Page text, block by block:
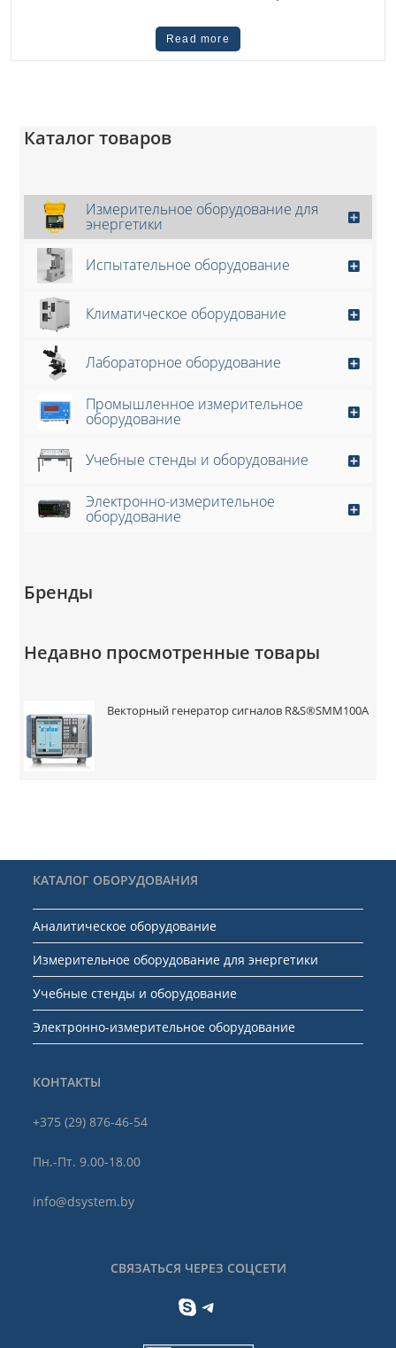
Read more
Каталог товаров
Измерительное оборудование для
энергетики
Испытательное оборудование
Климатическое оборудование
Лабораторное оборудование
Промышленное измерительное
оборудование
Учебные стенды и оборудование
Электронно-измерительное
оборудование
Бренды
Недавно просмотренные товары
Векторный генератор сигналов R&S®SMM100A
КАТАЛОГ ОБОРУДОВАНИЯ
Аналитическое оборудование
Измерительное оборудование для энергетики
Учебные стенды и оборудование
Электронно-измерительное оборудование
КОНТАКТЫ
+375 (29) 876-46-54
Пн.-Пт. 9.00-18.00
info@dsystem.by
СВЯЗАТЬСЯ ЧЕРЕЗ СОЦСЕТИ
SkypeTelegram